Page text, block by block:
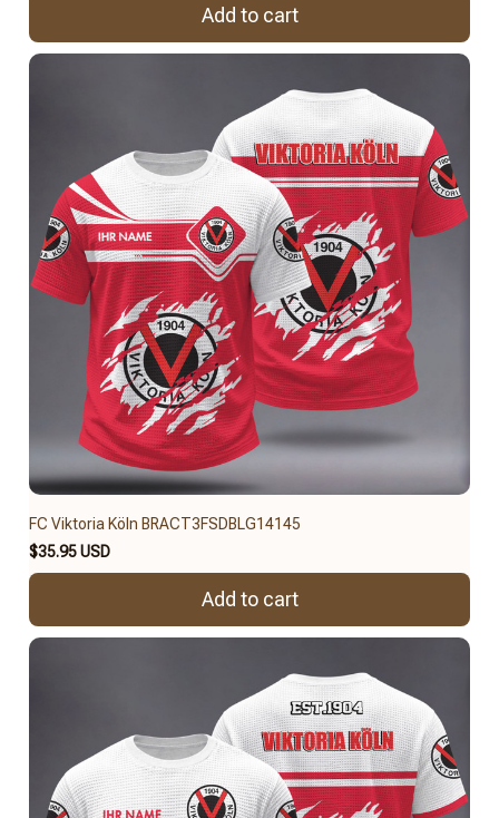
Add to cart
FC Viktoria Köln BRACT3FSDBLG14145
$35.95 USD
Add to cart